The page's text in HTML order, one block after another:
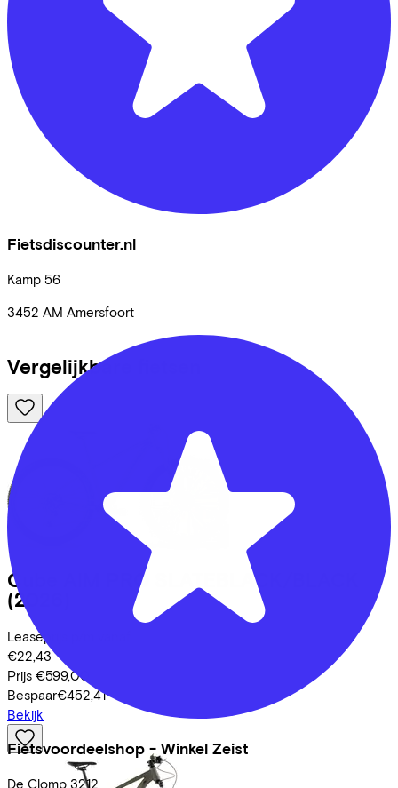
Fietsdiscounter.nl
Kamp 56
3452 AM Amersfoort
Fietsvoordeelshop - Winkel Zeist
De Clomp 3212
Vergelijkbare fietsen
Cube
AIM PRO SLATEBLACK/BLACK
(2026)
Leaseprijs p/m vanaf
€22,43
Prijs €599,00
Bespaar€452,41
Bekijk